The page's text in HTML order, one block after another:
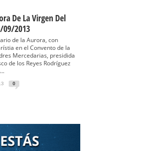
De La Virgen Del
09/2013
de la Aurora, con
en el Convento de la
Mercedarias, presidida
de los Reyes Rodríguez
0